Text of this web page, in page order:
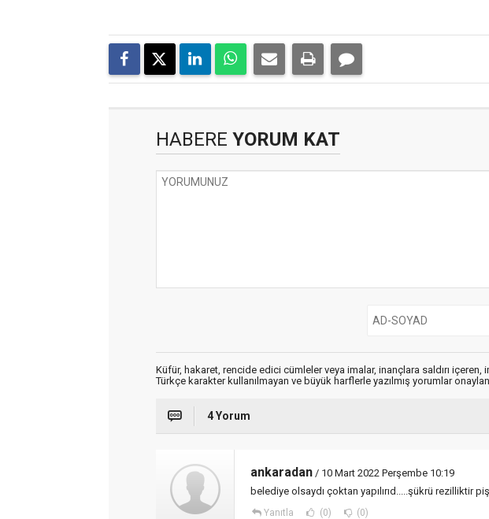
HABERE YORUM KAT
Küfür, hakaret, rencide edici cümleler veya imalar, inançlara saldırı içeren,
Türkçe karakter kullanılmayan ve büyük harflerle yazılmış yorumlar
4 Yorum
ankaradan / 10 Mart 2022 Perşembe 10:19
belediye olsaydı çoktan yapılırıd.....şükrü rezilliktir
Yanıtla (0) (0)